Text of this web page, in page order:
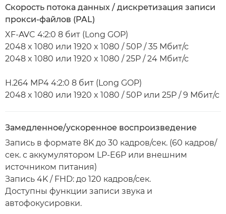
Скорость потока данных / дискретизация записи
прокси-файлов (PAL)
XF-AVC 4:2:0 8 бит (Long GOP)
2048 x 1080 или 1920 x 1080 / 50P / 35 Мбит/с
2048 x 1080 или 1920 x 1080 / 25P / 24 Мбит/с
H.264 MP4 4:2:0 8 бит (Long GOP)
2048 x 1080 или 1920 x 1080 / 50P или 25P / 9 Мбит/с
Замедленное/ускоренное воспроизведение
Запись в формате 8K до 30 кадров/сек. (60 кадров/
сек. с аккумулятором LP-E6P или внешним
источником питания)
Запись 4K / FHD: до 120 кадров/сек.
Доступны функции записи звука и
автофокусировки.